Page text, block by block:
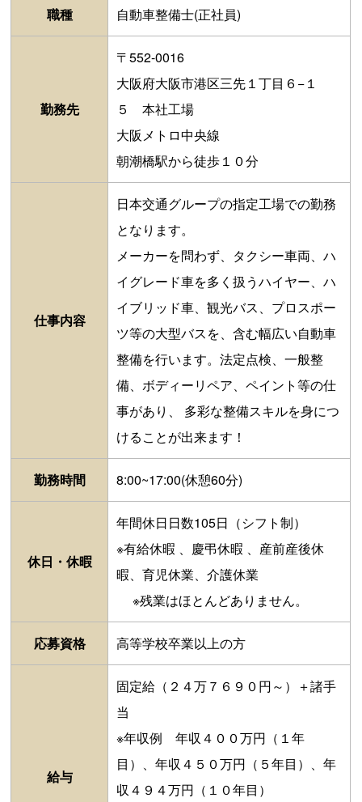
職種 自動車整備士(正社員)
勤務先
〒552-0016
大阪府大阪市港区三先１丁目６−１
５ 本社工場
大阪メトロ中央線
朝潮橋駅から徒歩１０分
仕事内容
日本交通グループの指定工場での勤務
となります。
メーカーを問わず、タクシー車両、ハ
イグレード車を多く扱うハイヤー、ハ
イブリッド車、観光バス、プロスポー
ツ等の大型バスを、含む幅広い自動車
整備を行います。法定点検、一般整
備、ボディーリペア、ペイント等の仕
事があり、 多彩な整備スキルを身につ
けることが出来ます！
勤務時間 8:00~17:00(休憩60分)
休日・休暇
年間休日日数105日（シフト制）
※有給休暇 、慶弔休暇 、産前産後休
暇、育児休業、介護休業
※残業はほとんどありません。
応募資格 高等学校卒業以上の方
給与
固定給（２４万７６９０円～）＋諸手
当
※年収例 年収４００万円（１年
目）、年収４５０万円（５年目）、年
収４９４万円（１０年目）